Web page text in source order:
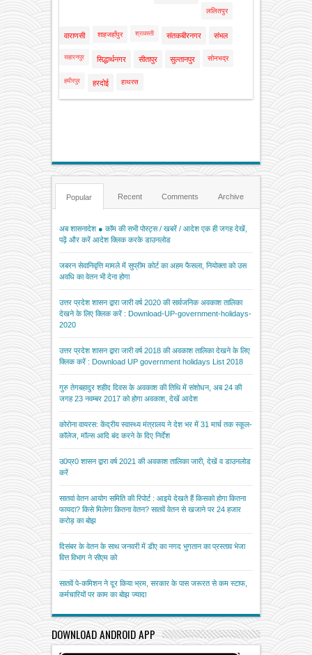
ललितपुर
वाराणसी शाहजहाँपुर श्रावस्ती संतकबीरनगर संभल
सहारनपुर सिद्धार्थनगर सीतापुर सुल्तानपुर सोनभद्र
हमीरपुर हरदोई हाथरस
Popular Recent Comments Archive
अब शासनादेश ● कॉम की सभी पोस्ट्स / खबरें / आदेश एक ही जगह देखें,
पढ़ें और करें आदेश क्लिक करके डाउनलोड
जबरन सेवानिवृत्ति मामले में सुप्रीम कोर्ट का अहम फैसला, नियोक्ता को उस
अवधि का वेतन भी देना होगा
उत्तर प्रदेश शासन द्वारा जारी वर्ष 2020 की सार्वजनिक अवकाश तालिका
देखने के लिए क्लिक करें : Download-UP-government-holidays-
2020
उत्तर प्रदेश शासन द्वारा जारी वर्ष 2018 की अवकाश तालिका देखने के लिए
क्लिक करें : Download UP government holidays List 2018
गुरु तेगबहादुर शहीद दिवस के अवकाश की तिथि में संशोधन, अब 24 की
जगह 23 नवम्बर 2017 को होगा अवकाश, देखें आदेश
कोरोना वायरस: केंद्रीय स्वास्थ्य मंत्रालय ने देश भर में 31 मार्च तक स्कूल-
कॉलेज, मॉल्स आदि बंद करने के दिए निर्देश
उ0प्र0 शासन द्वारा वर्ष 2021 की अवकाश तालिका जारी, देखें व डाउनलोड
करें
सातवां वेतन आयोग समिति की रिपोर्ट : आइये देखते हैं किसको होगा कितना
फायदा? किसे मिलेगा कितना वेतन? सातवें वेतन से खजाने पर 24 हजार
करोड़ का बोझ
दिसंबर के वेतन के साथ जनवरी में डीए का नगद भुगतान का प्रस्ताव भेजा
वित्त विभाग ने सीएम को
सातवें पे-कमिशन ने दूर किया भ्रम, सरकार के पास जरूरत से कम स्टाफ,
कर्मचारियों पर काम का बोझ ज्यादा
DOWNLOAD ANDROID APP